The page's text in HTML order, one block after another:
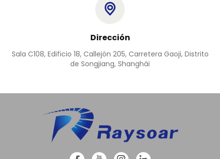
Dirección
Sala C108, Edificio 18, Callejón 205, Carretera Gaoji, Distrito
de Songjiang, Shanghái